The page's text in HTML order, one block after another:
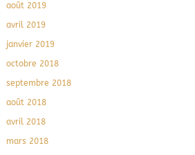
août 2019
avril 2019
janvier 2019
octobre 2018
septembre 2018
août 2018
avril 2018
mars 2018